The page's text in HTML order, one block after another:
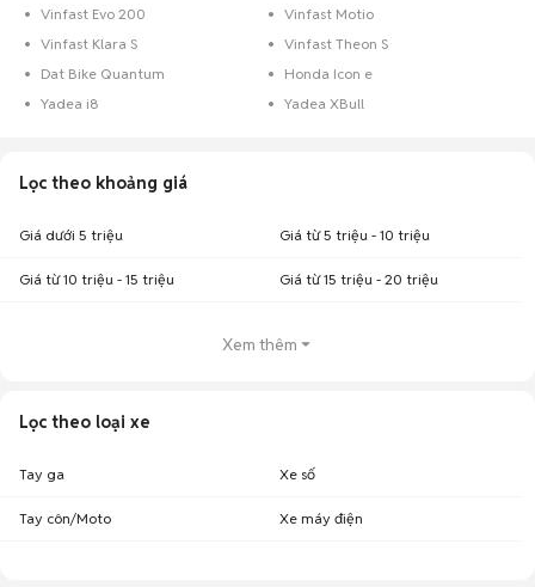
Vinfast Evo 200
Vinfast Motio
Vinfast Klara S
Vinfast Theon S
Dat Bike Quantum
Honda Icon e
Yadea i8
Yadea XBull
Lọc theo khoảng giá
Giá dưới 5 triệu Giá từ 5 triệu - 10 triệu
Giá từ 10 triệu - 15 triệu Giá từ 15 triệu - 20 triệu
Xem thêm
Lọc theo loại xe
Tay ga Xe số
Tay côn/Moto Xe máy điện